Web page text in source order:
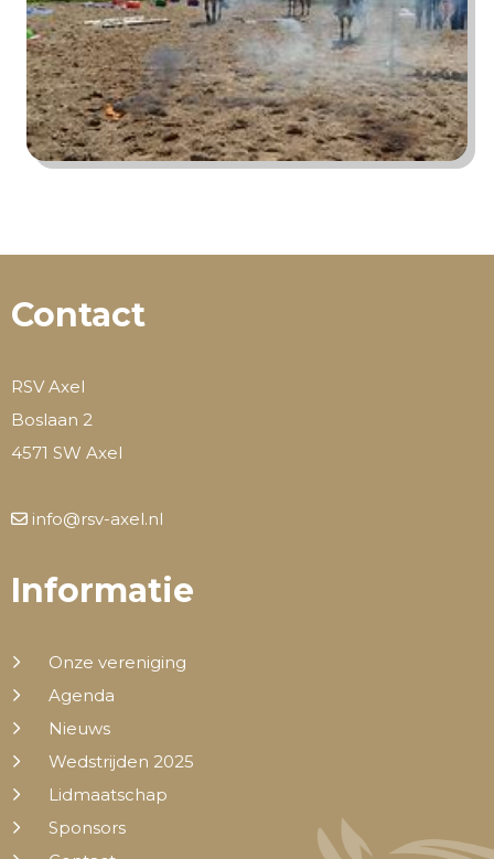
Contact
RSV Axel
Boslaan 2
4571 SW Axel
info@rsv-axel.nl
Informatie
Onze vereniging
Agenda
Nieuws
Wedstrijden 2025
Lidmaatschap
Sponsors